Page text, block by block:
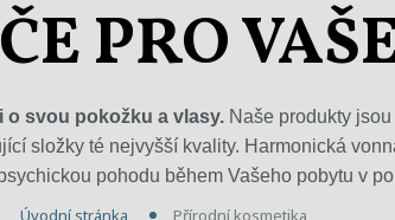
PRO
svou pokožku a vlasy. Naše produkty
složky té nejvyšší kvality. Harmonická
pohodu během Vašeho pobytu v
Úvodní stránka Přírodní kosmetika